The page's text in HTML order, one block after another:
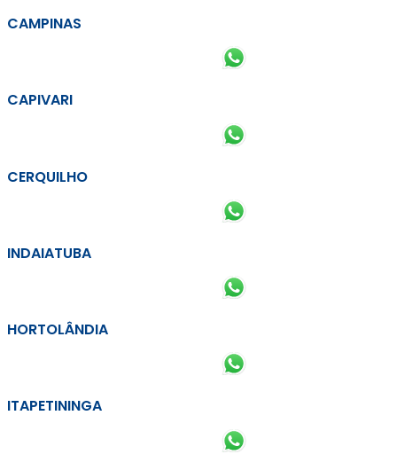
CAMPINAS
CAPIVARI
CERQUILHO
INDAIATUBA
HORTOLÂNDIA
ITAPETININGA